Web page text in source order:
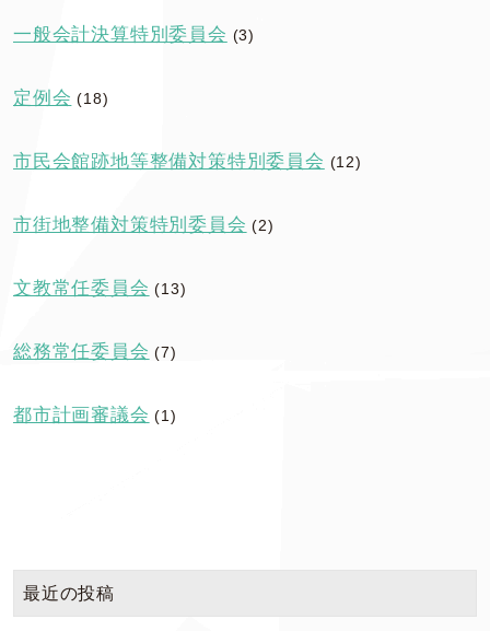
一般会計決算特別委員会 (3)
定例会 (18)
市民会館跡地等整備対策特別委員会 (12)
市街地整備対策特別委員会 (2)
文教常任委員会 (13)
総務常任委員会 (7)
都市計画審議会 (1)
最近の投稿